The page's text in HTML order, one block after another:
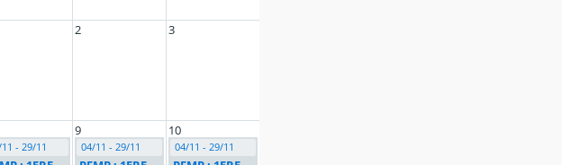
2 3
- 29/11
9
04/11 - 29/11
10
04/11 - 29/11